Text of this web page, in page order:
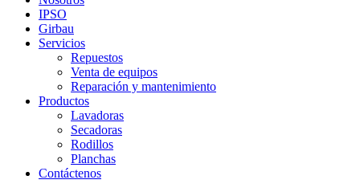
IPSO
Girbau
Servicios
Repuestos
Venta de equipos
Reparación y mantenimiento
Productos
Lavadoras
Secadoras
Rodillos
Planchas
Contáctenos